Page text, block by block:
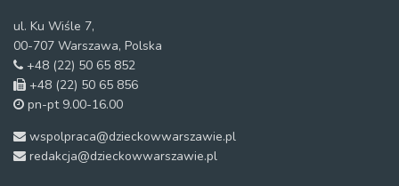
ul. Ku Wiśle 7,
00-707 Warszawa, Polska
+48 (22) 50 65 852
+48 (22) 50 65 856
pn-pt 9.00-16.00
wspolpraca@dzieckowwarszawie.pl
redakcja@dzieckowwarszawie.pl